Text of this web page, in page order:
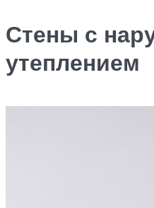
Стены с
утеплением